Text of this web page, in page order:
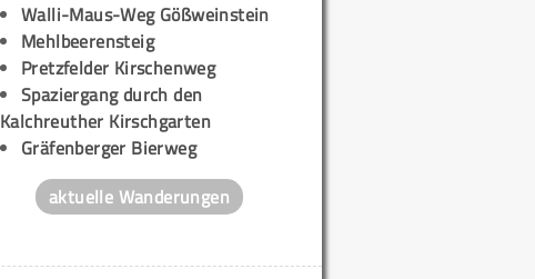
Walli-Maus-Weg Gößweinstein
Mehlbeerensteig
Pretzfelder Kirschenweg
Spaziergang durch den
Kalchreuther Kirschgarten
Gräfenberger Bierweg
aktuelle Wanderungen